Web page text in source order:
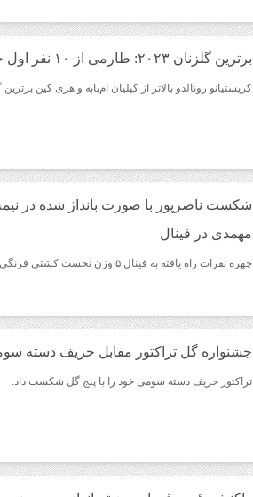
برترین گلزنان ۲۰۲۳: طارمی از ۱۰ نفر اول خارج شد
کریستیانو رونالدو بالاتر از کیلیان ام‌باپه و هری کین برترین گلزن سال
شکست ناصرپور با صورت بانداژ شده در
مهمدی در فینال
چهره نفرات راه یافته به فینال ۵ وزن نخست کشتی فرنگی قهرمانی کشور مشخص شد.
جشنواره گل تراکتور مقابل حریف دسته
تراکتور حریف دسته سومی خود را با پنج گل شکست داد.